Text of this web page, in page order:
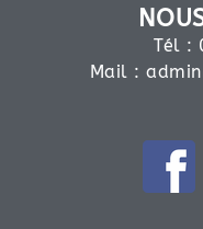
Tél :
Mail :